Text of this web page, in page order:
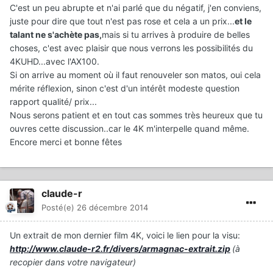
C'est un peu abrupte et n'ai parlé que du négatif, j'en conviens,
juste pour dire que tout n'est pas rose et cela a un prix...et le
talant ne s'achète pas,mais si tu arrives à produire de belles
choses, c'est avec plaisir que nous verrons les possibilités du
4KUHD...avec l'AX100.
Si on arrive au moment où il faut renouveler son matos, oui cela
mérite réflexion, sinon c'est d'un intérêt modeste question
rapport qualité/ prix...
Nous serons patient et en tout cas sommes très heureux que tu
ouvres cette discussion..car le 4K m'interpelle quand même.
Encore merci et bonne fêtes
claude-r
Posté(e) 26 décembre 2014
Un extrait de mon dernier film 4K, voici le lien pour la visu:
http://www.claude-r2.fr/divers/armagnac-extrait.zip (à
recopier dans votre navigateur)